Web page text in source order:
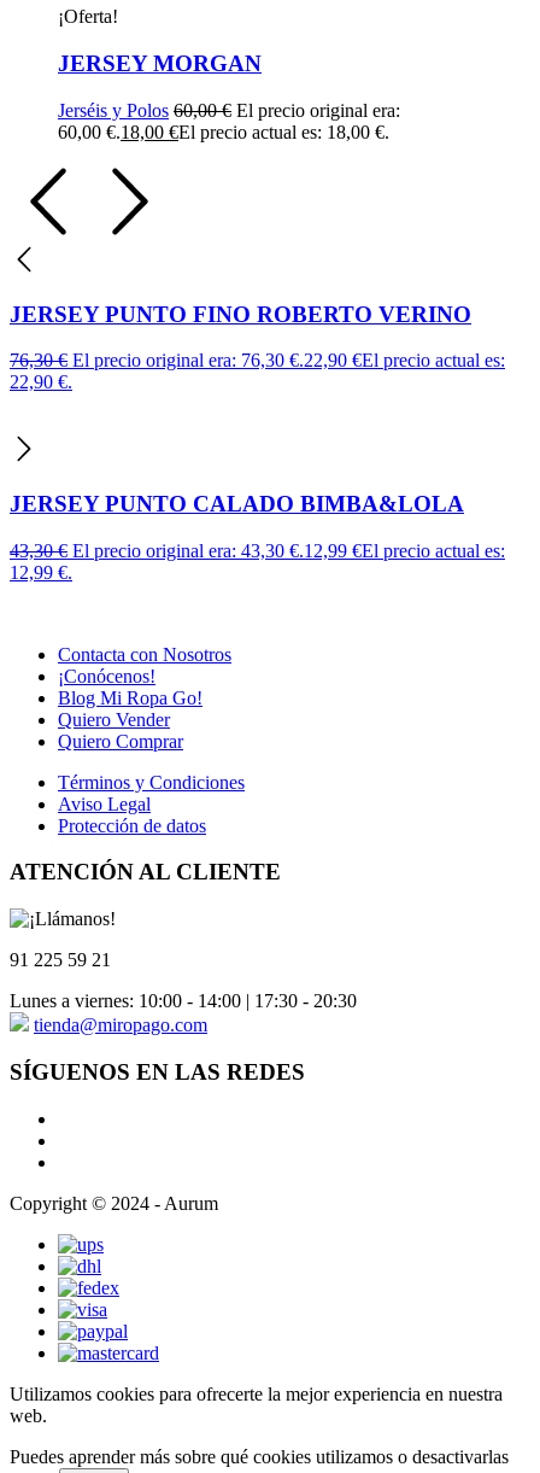
¡Oferta!
JERSEY MORGAN
Jerséis y Polos 60,00€ El precio original era:
60,00 €.18,00 €El precio actual es: 18,00 €.
JERSEY PUNTO FINO ROBERTO VERINO
76,30€ El precio original era: 76,30 €.22,90 €El precio actual es:
22,90 €.
JERSEY PUNTO CALADO BIMBA&LOLA
43,30€ El precio original era: 43,30 €.12,99 €El precio actual es:
12,99 €.
Contacta con Nosotros
¡Conócenos!
Blog Mi Ropa Go!
Quiero Vender
Quiero Comprar
Términos y Condiciones
Aviso Legal
Protección de datos
ATENCIÓN AL CLIENTE
91 225 59 21
Lunes a viernes: 10:00 - 14:00 | 17:30 - 20:30
tienda@miropago.com
SÍGUENOS EN LAS REDES
Copyright © 2024 - Aurum
Utilizamos cookies para ofrecerte la mejor experiencia en nuestra
web.
Puedes aprender más sobre qué cookies utilizamos o desactivarlas